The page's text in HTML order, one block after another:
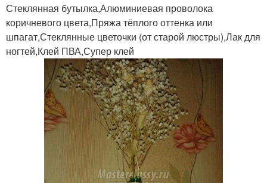
Стеклянная бутылка,Алюминиевая проволока
коричневого цвета,Пряжа тёплого оттенка или
шпагат,Стеклянные цветочки (от старой люстры),Лак для
ногтей,Клей ПВА,Супер клей